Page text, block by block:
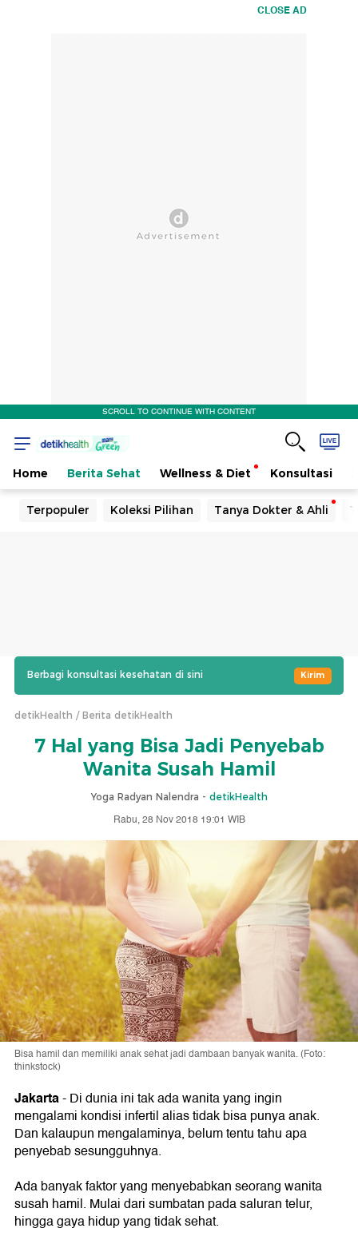
CLOSE AD
SCROLL TO CONTINUE WITH CONTENT
Home Berita Sehat Wellness & Diet Konsultasi
Terpopuler Koleksi Pilihan Tanya Dokter & Ahli
Berbagi konsultasi kesehatan di sini Kirim
detikHealth Berita detikHealth
7 Hal yang Bisa Jadi Penyebab
Wanita Susah Hamil
Yoga Radyan Nalendra - detikHealth
Rabu, 28 Nov 2018 19:01 WIB
Bisa hamil dan memiliki anak sehat jadi dambaan banyak wanita. (Foto:
thinkstock)
Jakarta- Di dunia ini tak ada wanita yang ingin
mengalami kondisi infertil alias tidak bisa punya anak.
Dan kalaupun mengalaminya, belum tentu tahu apa
penyebab sesungguhnya.
Ada banyak faktor yang menyebabkan seorang wanita
susah hamil. Mulai dari sumbatan pada saluran telur,
hingga gaya hidup yang tidak sehat.